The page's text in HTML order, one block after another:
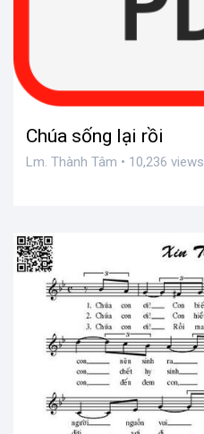
Chúa sống lại rồi
Lm. Thành Tâm • 10,236 views